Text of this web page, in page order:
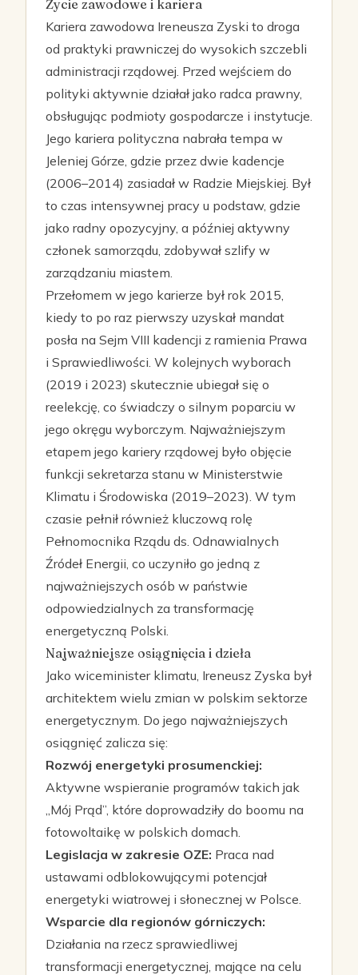
Życie zawodowe i kariera
Kariera zawodowa Ireneusza Zyski to droga
od praktyki prawniczej do wysokich szczebli
administracji rządowej. Przed wejściem do
polityki aktywnie działał jako radca prawny,
obsługując podmioty gospodarcze i instytucje.
Jego kariera polityczna nabrała tempa w
Jeleniej Górze, gdzie przez dwie kadencje
(2006–2014) zasiadał w Radzie Miejskiej. Był
to czas intensywnej pracy u podstaw, gdzie
jako radny opozycyjny, a później aktywny
członek samorządu, zdobywał szlify w
zarządzaniu miastem.
Przełomem w jego karierze był rok 2015,
kiedy to po raz pierwszy uzyskał mandat
posła na Sejm VIII kadencji z ramienia Prawa
i Sprawiedliwości. W kolejnych wyborach
(2019 i 2023) skutecznie ubiegał się o
reelekcję, co świadczy o silnym poparciu w
jego okręgu wyborczym. Najważniejszym
etapem jego kariery rządowej było objęcie
funkcji sekretarza stanu w Ministerstwie
Klimatu i Środowiska (2019–2023). W tym
czasie pełnił również kluczową rolę
Pełnomocnika Rządu ds. Odnawialnych
Źródeł Energii, co uczyniło go jedną z
najważniejszych osób w państwie
odpowiedzialnych za transformację
energetyczną Polski.
Najważniejsze osiągnięcia i dzieła
Jako wiceminister klimatu, Ireneusz Zyska był
architektem wielu zmian w polskim sektorze
energetycznym. Do jego najważniejszych
osiągnięć zalicza się:
Rozwój energetyki prosumenckiej:
Aktywne wspieranie programów takich jak
„Mój Prąd”, które doprowadziły do boomu na
fotowoltaikę w polskich domach.
Legislacja w zakresie OZE: Praca nad
ustawami odblokowującymi potencjał
energetyki wiatrowej i słonecznej w Polsce.
Wsparcie dla regionów górniczych:
Działania na rzecz sprawiedliwej
transformacji energetycznej, mające na celu